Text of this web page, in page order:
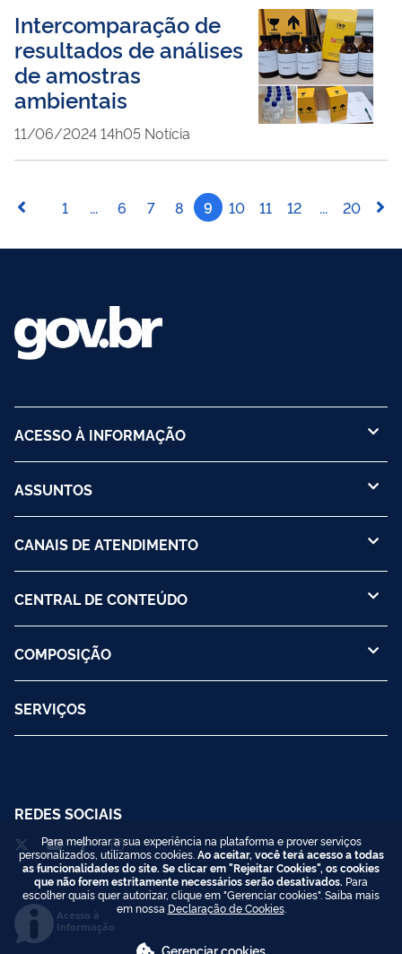
Intercomparação de
resultados de análises
de amostras
ambientais
publicado
11/06/202414h05 Notícia
1 ... 6 7 8 9 10 11 12 ... 20
ACESSO À INFORMAÇÃO
ASSUNTOS
CANAIS DE ATENDIMENTO
CENTRAL DE CONTEÚDO
COMPOSIÇÃO
SERVIÇOS
REDES SOCIAIS
Acesso à
Informação
Para melhorar a sua experiência na plataforma e prover serviços
personalizados, utilizamos cookies. Ao aceitar, você terá acesso a todas
as funcionalidades do site. Se clicar em "Rejeitar Cookies", os cookies
que não forem estritamente necessários serão desativados. Para
escolher quais quer autorizar, clique em "Gerenciar cookies". Saiba mais
em nossa Declaração de Cookies.
Gerenciar cookies